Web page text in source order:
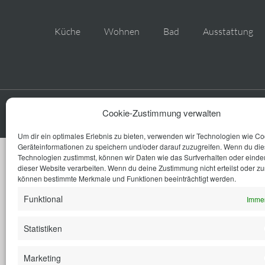
Cookie-Zustimmung verwalten
Um dir ein optimales Erlebnis zu bieten, verwenden wir Technologien wie
Geräteinformationen zu speichern und/oder darauf zuzugreifen. Wenn du
Technologien zustimmst, können wir Daten wie das Surfverhalten oder
dieser Website verarbeiten. Wenn du deine Zustimmung nicht erteilst oder
können bestimmte Merkmale und Funktionen beeinträchtigt werden.
Funktional
Statistiken
Marketing
Küche Wohnen Bad Ausstattung
© SCHMIDT Küchen Koblenz